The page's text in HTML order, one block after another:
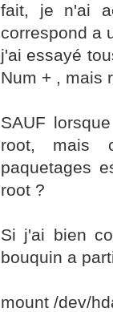
fait, je n'ai
correspond a
j'ai essayé
Num + , mais
SAUF
root, mais
paquetages
root ?
Si j'ai bien
bouquin a
mount /dev/